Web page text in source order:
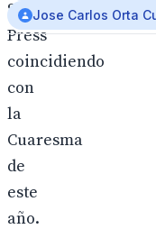
Sevilla
Press
coincidiendo
con
la
Cuaresma
de
este
año.
Jose Carlos Orta